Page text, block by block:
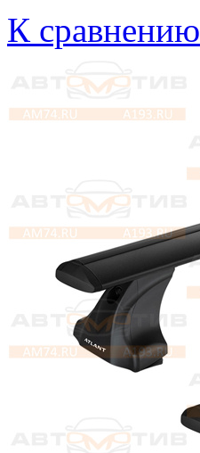
К сравнению